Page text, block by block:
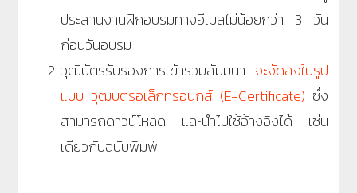
ประสานงานฝึกอบรมทางอีเมลไม่น้อยกว่า 3 วัน
ก่อนวันอบรม
วุฒิบัตรรับรองการเข้าร่วมสัมมนา จะจัดส่งในรูป
แบบ วุฒิบัตรอิเล็กทรอนิกส์ (E-Certificate) ซึ่ง
สามารถดาวน์โหลด และนำไปใช้อ้างอิงได้ เช่น
เดียวกับฉบับพิมพ์